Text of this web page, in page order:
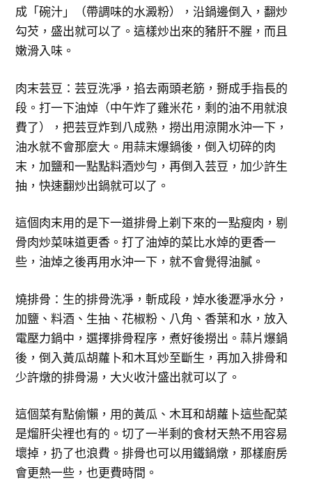
成「碗汁」（帶調味的水澱粉），沿鍋邊倒入，翻炒
勾芡，盛出就可以了。這樣炒出來的豬肝不腥，而且
嫩滑入味。
肉末芸豆：芸豆洗凈，掐去兩頭老筋，掰成手指長的
段。打一下油焯（中午炸了雞米花，剩的油不用就浪
費了），把芸豆炸到八成熟，撈出用涼開水沖一下，
油水就不會那麼大。用蒜末爆鍋後，倒入切碎的肉
末，加鹽和一點點料酒炒勻，再倒入芸豆，加少許生
抽，快速翻炒出鍋就可以了。
這個肉末用的是下一道排骨上剃下來的一點瘦肉，剔
骨肉炒菜味道更香。打了油焯的菜比水焯的更香一
些，油焯之後再用水沖一下，就不會覺得油膩。
燒排骨：生的排骨洗凈，斬成段，焯水後瀝凈水分，
加鹽、料酒、生抽、花椒粉、八角、香葉和水，放入
電壓力鍋中，選擇排骨程序，煮好後撈出。蒜片爆鍋
後，倒入黃瓜胡蘿卜和木耳炒至斷生，再加入排骨和
少許燉的排骨湯，大火收汁盛出就可以了。
這個菜有點偷懶，用的黃瓜、木耳和胡蘿卜這些配菜
是熘肝尖裡也有的。切了一半剩的食材天熱不用容易
壞掉，扔了也浪費。排骨也可以用鐵鍋燉，那樣廚房
會更熱一些，也更費時間。